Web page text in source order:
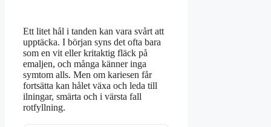
Ett litet hål i tanden kan vara svårt att
upptäcka. I början syns det ofta bara
som en vit eller kritaktig fläck på
emaljen, och många känner inga
symtom alls. Men om kariesen får
fortsätta kan hålet växa och leda till
ilningar, smärta och i värsta fall
rotfyllning.